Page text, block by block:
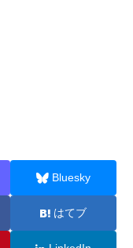
Bluesky
はてブ